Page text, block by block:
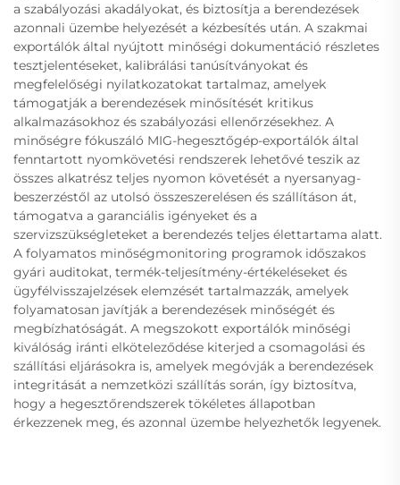
a szabályozási akadályokat, és biztosítja a berendezések
azonnali üzembe helyezését a kézbesítés után. A szakmai
exportálók által nyújtott minőségi dokumentáció részletes
tesztjelentéseket, kalibrálási tanúsítványokat és
megfelelőségi nyilatkozatokat tartalmaz, amelyek
támogatják a berendezések minősítését kritikus
alkalmazásokhoz és szabályozási ellenőrzésekhez. A
minőségre fókuszáló MIG-hegesztőgép-exportálók által
fenntartott nyomkövetési rendszerek lehetővé teszik az
összes alkatrész teljes nyomon követését a nyersanyag-
beszerzéstől az utolsó összeszerelésen és szállításon át,
támogatva a garanciális igényeket és a
szervizszükségleteket a berendezés teljes élettartama alatt.
A folyamatos minőségmonitoring programok időszakos
gyári auditokat, termék-teljesítmény-értékeléseket és
ügyfélvisszajelzések elemzését tartalmazzák, amelyek
folyamatosan javítják a berendezések minőségét és
megbízhatóságát. A megszokott exportálók minőségi
kiválóság iránti elköteleződése kiterjed a csomagolási és
szállítási eljárásokra is, amelyek megóvják a berendezések
integritását a nemzetközi szállítás során, így biztosítva,
hogy a hegesztőrendszerek tökéletes állapotban
érkezzenek meg, és azonnal üzembe helyezhetők legyenek.